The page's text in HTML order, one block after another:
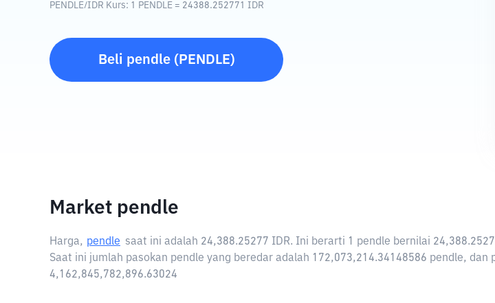
PENDLE/IDR Kurs: 1 PENDLE = 24388.252771 IDR
Beli pendle( PENDLE)
Market pendle
Harga, pendle saat ini adalah 24,388.25277 IDR. Ini berarti 1 pendle bernilai
Saat ini jumlah pasokan pendle yang beredar adalah 172,073,214.34148586 pendle,
4,162,845,782,896.63024